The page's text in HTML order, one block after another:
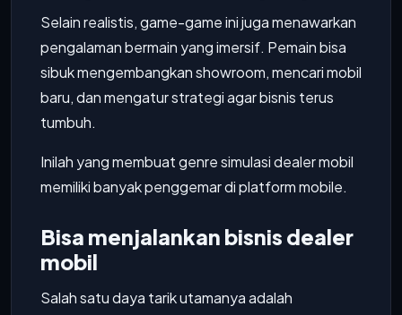
Selain realistis, game-game ini juga menawarkan
pengalaman bermain yang imersif. Pemain bisa
sibuk mengembangkan showroom, mencari mobil
baru, dan mengatur strategi agar bisnis terus
tumbuh.
Inilah yang membuat genre simulasi dealer mobil
memiliki banyak penggemar di platform mobile.
Bisa menjalankan bisnis dealer
mobil
Salah satu daya tarik utamanya adalah